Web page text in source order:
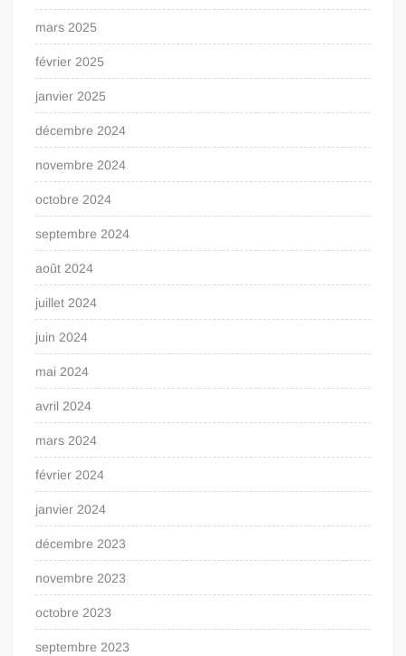
mars 2025
février 2025
janvier 2025
décembre 2024
novembre 2024
octobre 2024
septembre 2024
août 2024
juillet 2024
juin 2024
mai 2024
avril 2024
mars 2024
février 2024
janvier 2024
décembre 2023
novembre 2023
octobre 2023
septembre 2023